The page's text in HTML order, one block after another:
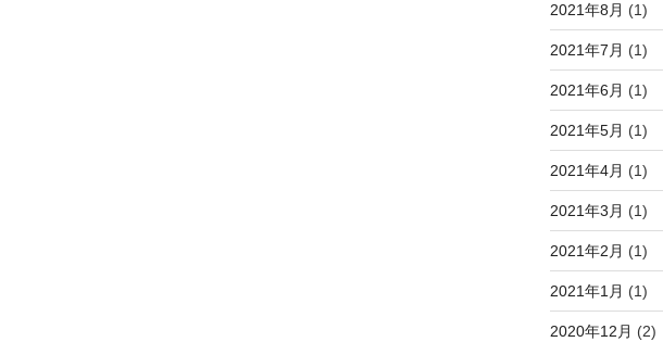
2021年8月 (1)
2021年7月 (1)
2021年6月 (1)
2021年5月 (1)
2021年4月 (1)
2021年3月 (1)
2021年2月 (1)
2021年1月 (1)
2020年12月 (2)